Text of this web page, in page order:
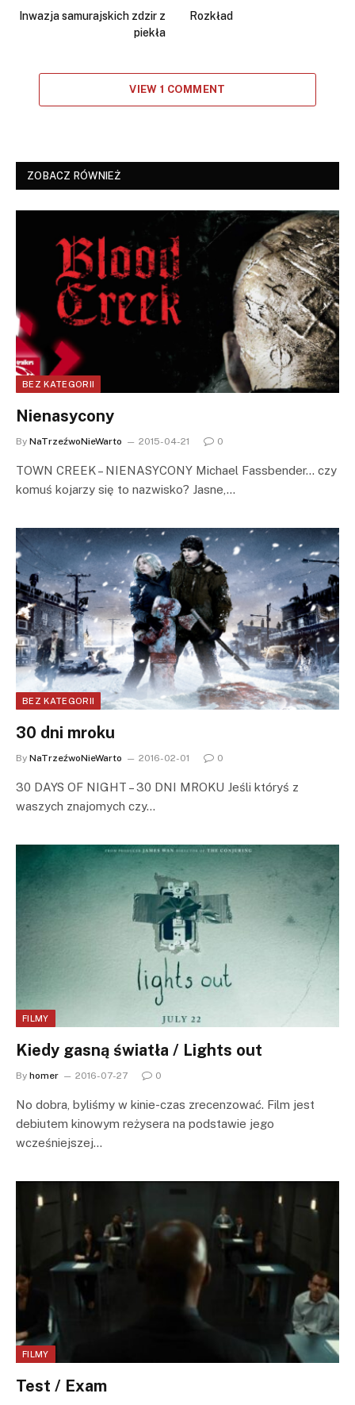
Inwazja samurajskich zdzir z
piekła
Rozkład
VIEW 1 COMMENT
ZOBACZ RÓWNIEŻ
BEZ KATEGORII
Nienasycony
By NaTrzeźwoNieWarto 2015-04-21 0
TOWN CREEK – NIENASYCONY Michael Fassbender… czy
komuś kojarzy się to nazwisko? Jasne,…
BEZ KATEGORII
30 dni mroku
By NaTrzeźwoNieWarto 2016-02-01 0
30 DAYS OF NIGHT – 30 DNI MROKU Jeśli któryś z
waszych znajomych czy…
FILMY
Kiedy gasną światła / Lights out
By homer 2016-07-27 0
No dobra, byliśmy w kinie-czas zrecenzować. Film jest
debiutem kinowym reżysera na podstawie jego
wcześniejszej…
FILMY
Test / Exam